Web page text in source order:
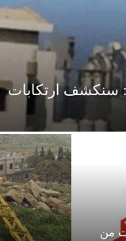
سنكشف ارتكابات
من